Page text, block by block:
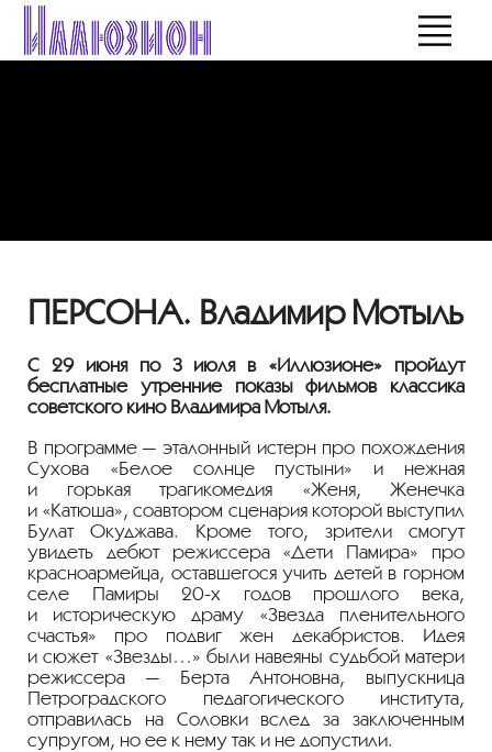
ПЕРСОНА. Владимир Мотыль
С 29 июня по 3 июля в «Иллюзионе» пройдут
бесплатные утренние показы фильмов классика
советского кино Владимира Мотыля.
В программе — эталонный истерн про похождения
Сухова «Белое солнце пустыни» и нежная
и горькая трагикомедия «Женя, Женечка
и «Катюша», соавтором сценария которой выступил
Булат Окуджава. Кроме того, зрители смогут
увидеть дебют режиссера «Дети Памира» про
красноармейца, оставшегося учить детей в горном
селе Памиры20-х годов прошлого века,
и историческую драму «Звезда пленительного
счастья» про подвиг жен декабристов. Идея
и сюжет «Звезды…» были навеяны судьбой матери
режиссера — Берта Антоновна, выпускница
Петроградского педагогического института,
отправилась на Соловки вслед за заключенным
супругом, но ее к нему так и не допустили.